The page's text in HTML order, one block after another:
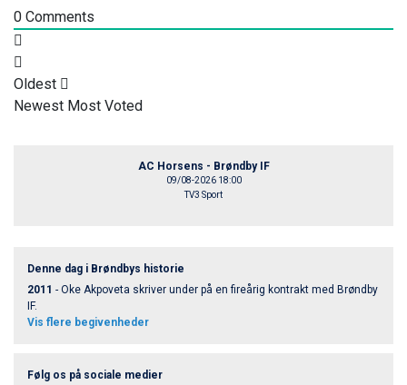
0 Comments
Oldest
Newest Most Voted
AC Horsens - Brøndby IF
09/08-2026 18:00
TV3 Sport
Denne dag i Brøndbys historie
2011 - Oke Akpoveta skriver under på en fireårig kontrakt med Brøndby
IF.
Vis flere begivenheder
Følg os på sociale medier